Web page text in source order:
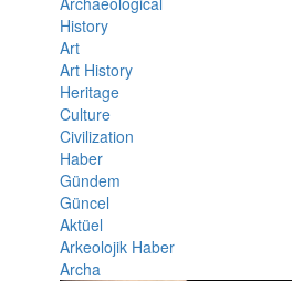
History
Art
Art History
Heritage
Culture
Civilization
Haber
Gündem
Güncel
Aktüel
Arkeolojik Haber
Archa